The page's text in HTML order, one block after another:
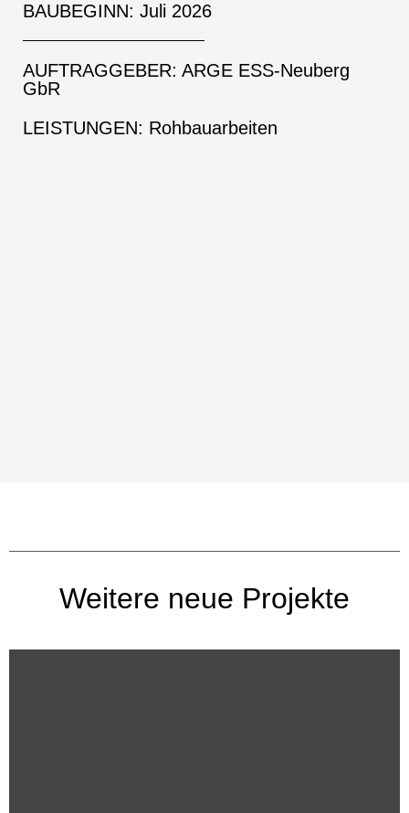
BAUBEGINN: Juli 2026
AUFTRAGGEBER: ARGE ESS-Neuberg
GbR
LEISTUNGEN: Rohbauarbeiten
Weitere neue Projekte